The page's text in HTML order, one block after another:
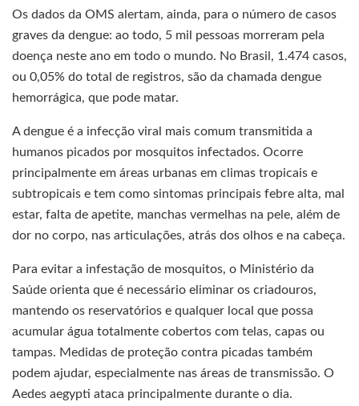
Os dados da OMS alertam, ainda, para o número de casos
graves da dengue: ao todo, 5 mil pessoas morreram pela
doença neste ano em todo o mundo. No Brasil, 1.474 casos,
ou 0,05% do total de registros, são da chamada dengue
hemorrágica, que pode matar.
A dengue é a infecção viral mais comum transmitida a
humanos picados por mosquitos infectados. Ocorre
principalmente em áreas urbanas em climas tropicais e
subtropicais e tem como sintomas principais febre alta, mal
estar, falta de apetite, manchas vermelhas na pele, além de
dor no corpo, nas articulações, atrás dos olhos e na cabeça.
Para evitar a infestação de mosquitos, o Ministério da
Saúde orienta que é necessário eliminar os criadouros,
mantendo os reservatórios e qualquer local que possa
acumular água totalmente cobertos com telas, capas ou
tampas. Medidas de proteção contra picadas também
podem ajudar, especialmente nas áreas de transmissão. O
Aedes aegypti ataca principalmente durante o dia.